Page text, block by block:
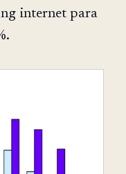
internet para